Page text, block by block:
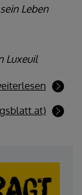
Leben
Luxeuil